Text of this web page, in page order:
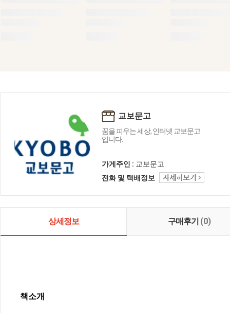
교보문고
꿈을 피우는 세상, 인터넷 교보문고
입니다.
가게주인 : 교보문고
전화 및 택배정보
상세정보 구매후기 (0)
책소개